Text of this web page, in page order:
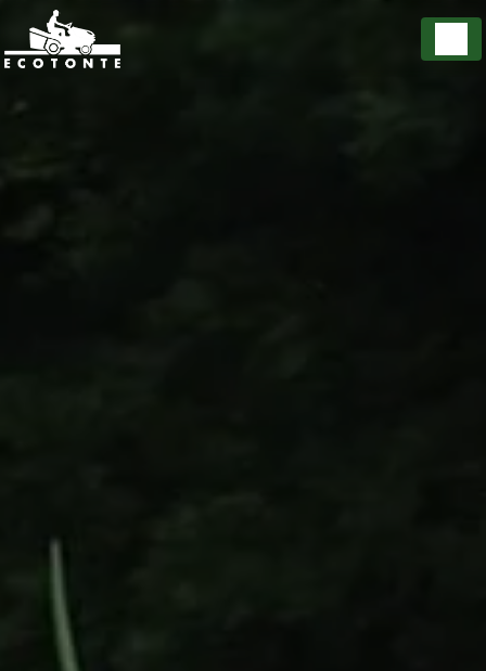
Panneau de gestion des cookies